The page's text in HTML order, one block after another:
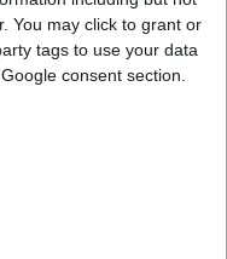
You may click to grant or
tags to use your data
consent section.
έχουν κερδίσει
, διότι το δικαστήριο
δεν είχε στόχο την